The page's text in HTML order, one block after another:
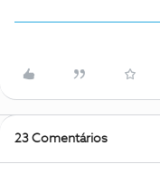
23 Comentários